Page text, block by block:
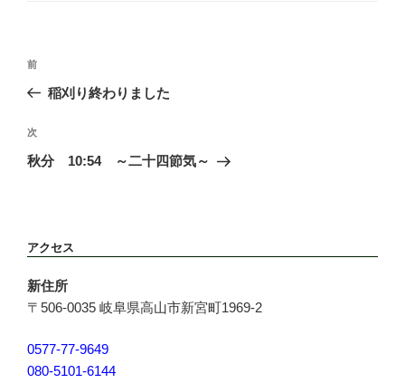
稿
ナ
ゲ
ー
前
の
稿
前
稲刈り終わりました
次
の
次
秋分 10:54 ～二十四節気～
アクセス
新住所
〒506-0035 岐阜県高山市新宮町1969-2
0577-77-9649
080-5101-6144